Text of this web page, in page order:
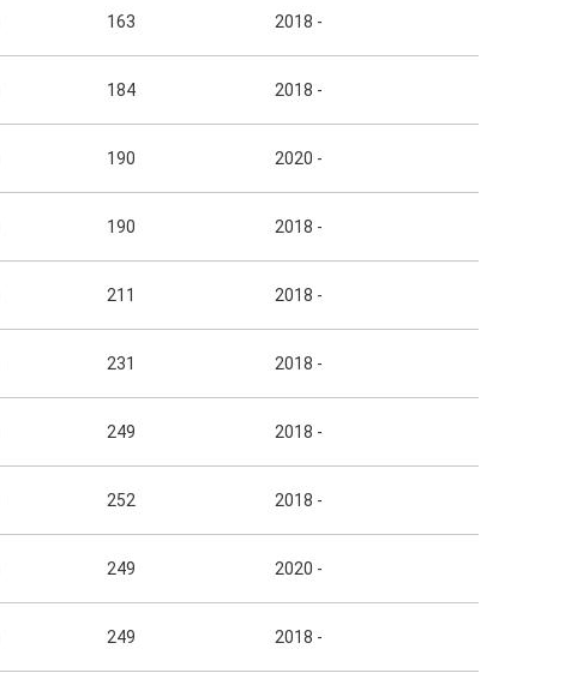
163 2018 -
184 2018 -
190 2020 -
190 2018 -
211 2018 -
231 2018 -
249 2018 -
252 2018 -
249 2020 -
249 2018 -